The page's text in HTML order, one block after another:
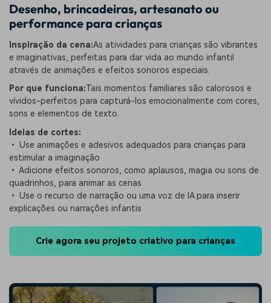
Desenho, brincadeiras, artesanato ou
performance para crianças
Inspiração da cena:As atividades para crianças são vibrantes
e imaginativas, perfeitas para dar vida ao mundo infantil
através de animações e efeitos sonoros especiais.
Por que funciona:Tais momentos familiares são calorosos e
vívidos-perfeitos para capturá-los emocionalmente com cores,
sons e elementos de texto.
Ideias de cortes:
• Use animações e adesivos adequados para crianças para
estimular a imaginação
• Adicione efeitos sonoros, como aplausos, magia ou sons de
quadrinhos, para animar as cenas
• Use o recurso de narração ou uma voz de IA para inserir
explicações ou narrações infantis
Crie agora seu projeto criativo para crianças